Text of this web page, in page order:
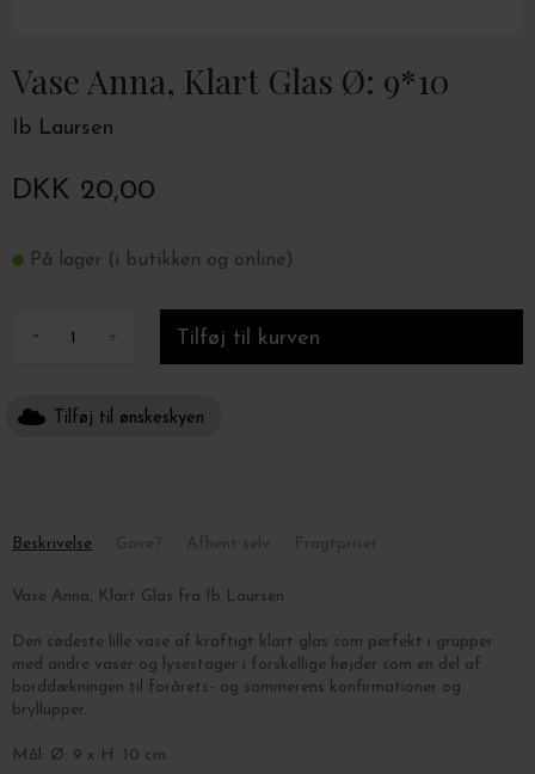
Vase Anna, Klart Glas Ø: 9*10
Ib Laursen
DKK 20,00
På lager (i butikken og online)
- +
Tilføj til ønskeskyen
Beskrivelse
Vase Anna, Klart Glas fra Ib Laursen
Den sødeste lille vase af kraftigt klart glas som perfekt i grupper
med andre vaser og lysestager i forskellige højder som en del af
borddækningen til forårets- og sommerens konfirmationer og
bryllupper.
Mål: Ø: 9 x H: 10 cm.